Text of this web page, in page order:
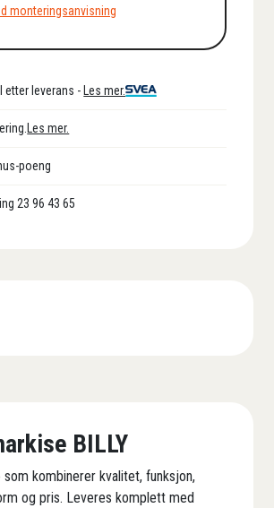
monteringsanvisning
etter leverans - Les mer.
Les mer.
poeng
23 96 43 65
BILLY
som kombinerer kvalitet, funksjon,
og pris. Leveres komplett med